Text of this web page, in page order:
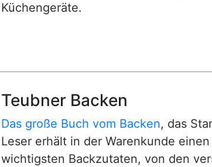
Küchengeräte.
Teubner Backen
Das große Buch vom Backen, das
Leser erhält in der Warenkunde
wichtigsten Backzutaten, von den